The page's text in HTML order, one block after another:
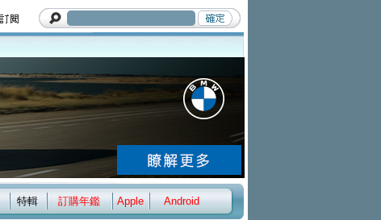
特輯 訂購年鑑 Apple Android